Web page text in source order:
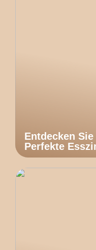
Entdecken
Perfekte